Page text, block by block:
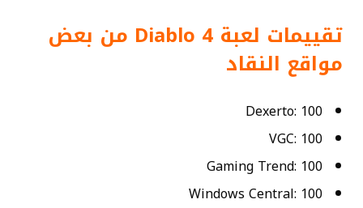
تقييمات لعبة Diablo 4 من بعض
مواقع النقاد
Dexerto: 100
VGC: 100
Gaming Trend: 100
Windows Central: 100